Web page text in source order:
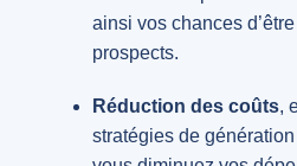
ainsi vos chances
prospects.
Réduction des coûts,
stratégies de